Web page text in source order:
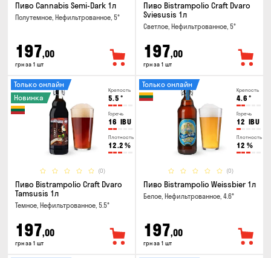
Пиво Cannabis Semi-Dark 1л
Полутемное, Нефильтрованное, 5°
197,00
грн за 1 шт
Пиво Bistrampolio Craft Dvaro
Sviesusis 1л
Светлое, Нефильтрованное, 5°
197,00
грн за 1 шт
Крепость
5.5 °
Горечь
16 IBU
Плотность
12.2 %
(0)
Только онлайн
Новинка
Пиво Bistrampolio Craft Dvaro
Tamsusis 1л
Темное, Нефильтрованное, 5.5°
197,00
грн за 1 шт
Крепость
4.6 °
Горечь
12 IBU
Плотность
12 %
(0)
Только онлайн
Пиво Bistrampolio Weissbier 1л
Белое, Нефильтрованное, 4.6°
197,00
грн за 1 шт